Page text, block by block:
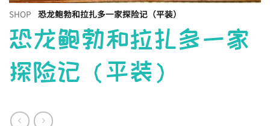
SHOP 恐龙鲍勃和拉扎多一家探险记（平装）
恐龙鲍勃和拉扎多一家
探险记（平装）